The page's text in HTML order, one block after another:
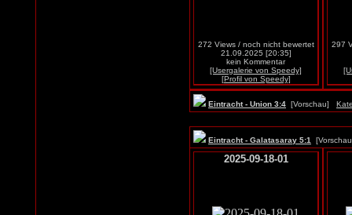
272 Views / noch nicht bewertet
21.09.2025 [20:35]
kein Kommentar
[Usergalerie von Speedy]
[Profil von Speedy]
297
Eintracht - Union 3:4 [Vorschau]
Eintracht - Galatasaray 5:1
2025-09-18-01